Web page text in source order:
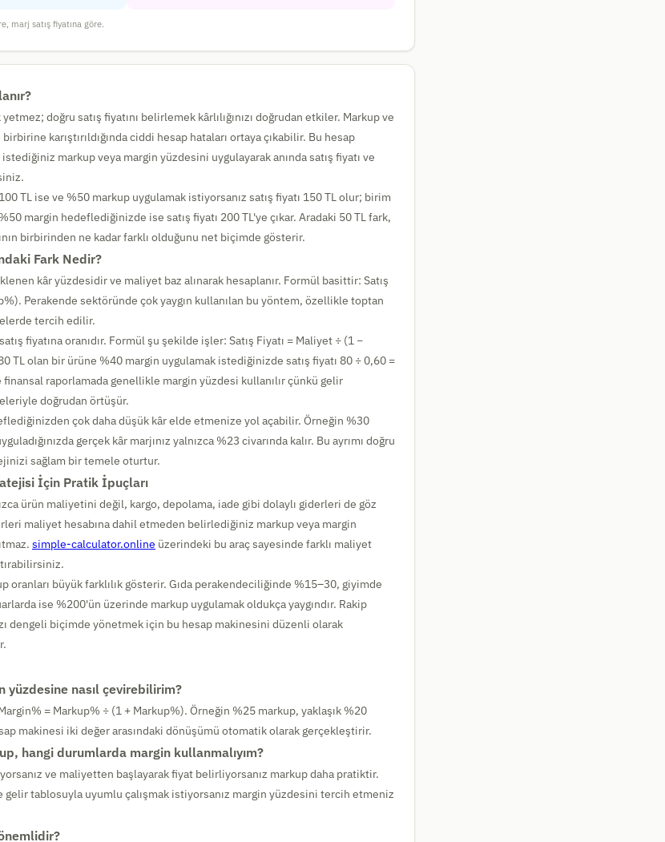
marj satış fiyatına göre.
doğru satış fiyatını belirlemek kârlılığınızı doğrudan etkiler. Markup ve
karıştırıldığında ciddi hesap hataları ortaya çıkabilir. Bu hesap
markup veya margin yüzdesini uygulayarak anında satış fiyatı ve
TL ise ve %50 markup uygulamak istiyorsanız satış fiyatı 150 TL olur; birim
margin hedeflediğinizde ise satış fiyatı 200 TL'ye çıkar. Aradaki 50 TL fark,
birbirinden ne kadar farklı olduğunu net biçimde gösterir.
Fark Nedir?
kâr yüzdesidir ve maliyet baz alınarak hesaplanır. Formül basittir: Satış
Perakende sektöründe çok yaygın kullanılan bu yöntem, özellikle toptan
tercih edilir.
fiyatına oranıdır. Formül şu şekilde işler: Satış Fiyatı = Maliyet ÷ (1 −
TL olan bir ürüne %40 margin uygulamak istediğinizde satış fiyatı 80 ÷ 0,60 =
finansal raporlamada genellikle margin yüzdesi kullanılır çünkü gelir
doğrudan örtüşür.
çok daha düşük kâr elde etmenize yol açabilir. Örneğin %30
gerçek kâr marjınız yalnızca %23 civarında kalır. Bu ayrımı doğru
sağlam bir temele oturtur.
İçin Pratik İpuçları
ürün maliyetini değil, kargo, depolama, iade gibi dolaylı giderleri de göz
maliyet hesabına dahil etmeden belirlediğiniz markup veya margin
simple-calculator.online üzerindeki bu araç sayesinde farklı maliyet
oranları büyük farklılık gösterir. Gıda perakendeciliğinde %15–30, giyimde
ise %200'ün üzerinde markup uygulamak oldukça yaygındır. Rakip
dengeli biçimde yönetmek için bu hesap makinesini düzenli olarak
yüzdesine nasıl çevirebilirim?
= Markup% ÷ (1 + Markup%). Örneğin %25 markup, yaklaşık %20
makinesi iki değer arasındaki dönüşümü otomatik olarak gerçekleştirir.
hangi durumlarda margin kullanmalıyım?
ve maliyetten başlayarak fiyat belirliyorsanız markup daha pratiktir.
tablosuyla uyumlu çalışmak istiyorsanız margin yüzdesini tercih etmeniz